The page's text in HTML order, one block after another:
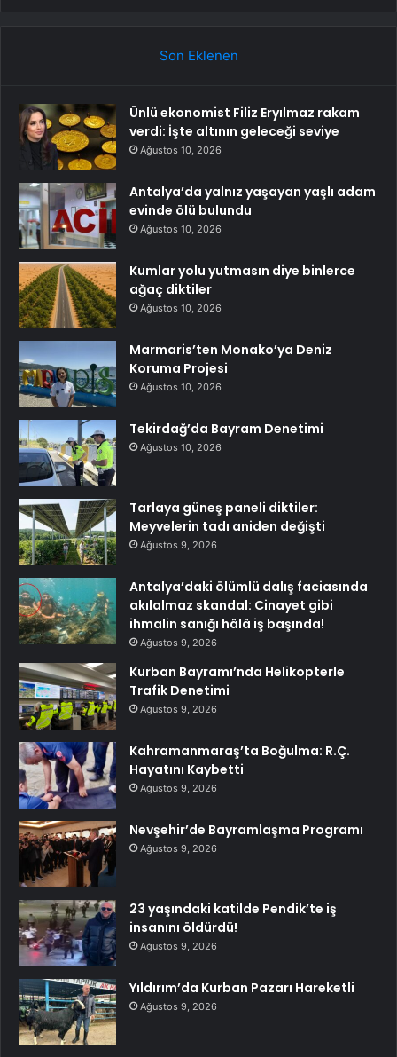
Son Eklenen
Ünlü ekonomist Filiz Eryılmaz rakam
verdi: İşte altının geleceği seviye
Ağustos 10, 2026
Antalya’da yalnız yaşayan yaşlı adam
evinde ölü bulundu
Ağustos 10, 2026
Kumlar yolu yutmasın diye binlerce
ağaç diktiler
Ağustos 10, 2026
Marmaris’ten Monako’ya Deniz
Koruma Projesi
Ağustos 10, 2026
Tekirdağ’da Bayram Denetimi
Ağustos 10, 2026
Tarlaya güneş paneli diktiler:
Meyvelerin tadı aniden değişti
Ağustos 9, 2026
Antalya’daki ölümlü dalış faciasında
akılalmaz skandal: Cinayet gibi
ihmalin sanığı hâlâ iş başında!
Ağustos 9, 2026
Kurban Bayramı’nda Helikopterle
Trafik Denetimi
Ağustos 9, 2026
Kahramanmaraş’ta Boğulma: R.Ç.
Hayatını Kaybetti
Ağustos 9, 2026
Nevşehir’de Bayramlaşma Programı
Ağustos 9, 2026
23 yaşındaki katilde Pendik’te iş
insanını öldürdü!
Ağustos 9, 2026
Yıldırım’da Kurban Pazarı Hareketli
Ağustos 9, 2026